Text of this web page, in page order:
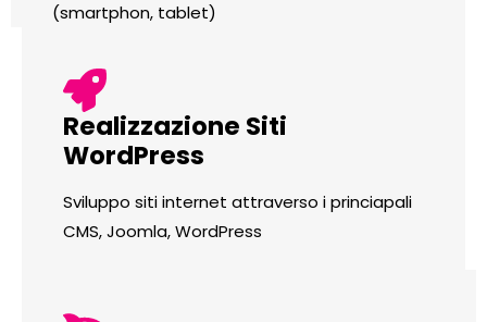
(smartphon, tablet)
Realizzazione Siti
WordPress
Sviluppo siti internet attraverso i princiapali
CMS, Joomla, WordPress